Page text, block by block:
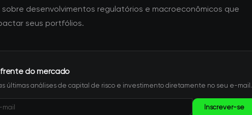
desenvolvimentos regulatórios e macroeconômicos que
seus portfólios.
do mercado
últimas análises de capital de risco e investimento diretamente no seu e-mail.
Inscrever-se